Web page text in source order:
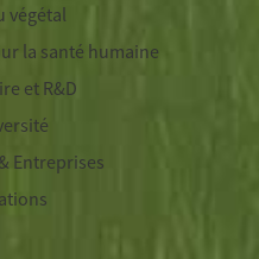
végétal
la santé humaine
et R&D
Entreprises